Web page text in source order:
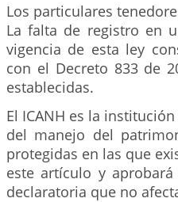
Los particulares
La falta de registro en
vigencia de esta ley
con el Decreto 833 de
establecidas.
El ICANH es la
del manejo del
protegidas en las que
este artículo y
declaratoria que no